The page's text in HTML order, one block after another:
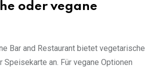
oder vegane
Bar and Restaurant bietet vegetarische
Speisekarte an. Für vegane Optionen